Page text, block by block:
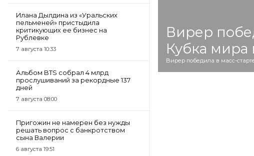
Илана Дылдина из «Уральских
пельменей» пристыдила
критикующих ее бизнес на
Рублевке
7 августа 10:33
Альбом BTS собрал 4 млрд
прослушиваний за рекордные 137
дней
7 августа 08:00
Пригожин не намерен без нужды
решать вопрос с банкротством
сына Валерии
6 августа 19:51
Вирер
Кубка мира
Вирер победила в масс-